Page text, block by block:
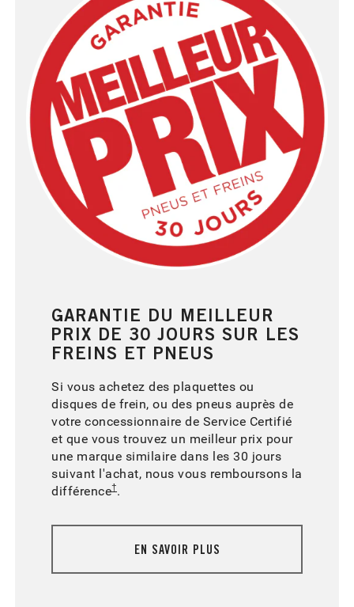
GARANTIE DU MEILLEUR
PRIX DE 30 JOURS SUR LES
FREINS ET PNEUS
Si vous achetez des plaquettes ou
disques de frein, ou des pneus auprès de
votre concessionnaire de Service Certifié
et que vous trouvez un meilleur prix pour
une marque similaire dans les 30 jours
suivant l'achat, nous vous remboursons la
différence†.
EN SAVOIR PLUS